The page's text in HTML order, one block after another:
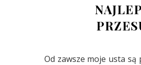
Od zawsze moje usta